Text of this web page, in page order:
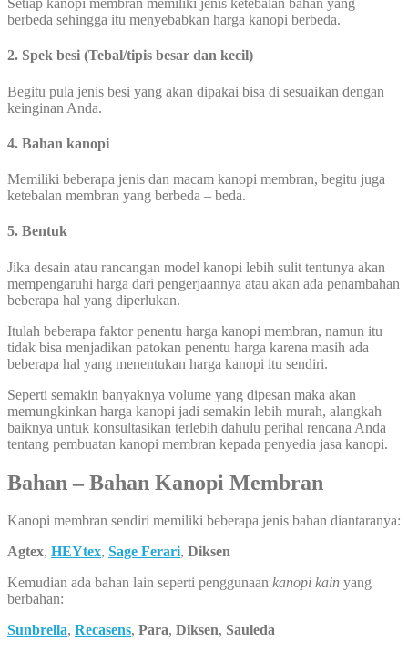
Setiap kanopi membran memiliki jenis ketebalan bahan yang
berbeda sehingga itu menyebabkan harga kanopi berbeda.
2. Spek besi (Tebal/tipis besar dan kecil)
Begitu pula jenis besi yang akan dipakai bisa di sesuaikan dengan
keinginan Anda.
4. Bahan kanopi
Memiliki beberapa jenis dan macam kanopi membran, begitu juga
ketebalan membran yang berbeda – beda.
5. Bentuk
Jika desain atau rancangan model kanopi lebih sulit tentunya akan
mempengaruhi harga dari pengerjaannya atau akan ada penambahan
beberapa hal yang diperlukan.
Itulah beberapa faktor penentu harga kanopi membran, namun itu
tidak bisa menjadikan patokan penentu harga karena masih ada
beberapa hal yang menentukan harga kanopi itu sendiri.
Seperti semakin banyaknya volume yang dipesan maka akan
memungkinkan harga kanopi jadi semakin lebih murah, alangkah
baiknya untuk konsultasikan terlebih dahulu perihal rencana Anda
tentang pembuatan kanopi membran kepada penyedia jasa kanopi.
Bahan – Bahan Kanopi Membran
Kanopi membran sendiri memiliki beberapa jenis bahan diantaranya:
Agtex, HEYtex, Sage Ferari, Diksen
Kemudian ada bahan lain seperti penggunaan kanopi kain yang
berbahan:
Sunbrella, Recasens, Para, Diksen, Sauleda